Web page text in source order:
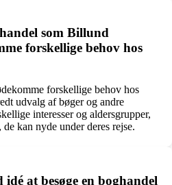
som Billund
forskellige behov hos
forskellige behov hos
udvalg af bøger og andre
interesser og aldersgrupper,
kan nyde under deres rejse.
at besøge en boghandel